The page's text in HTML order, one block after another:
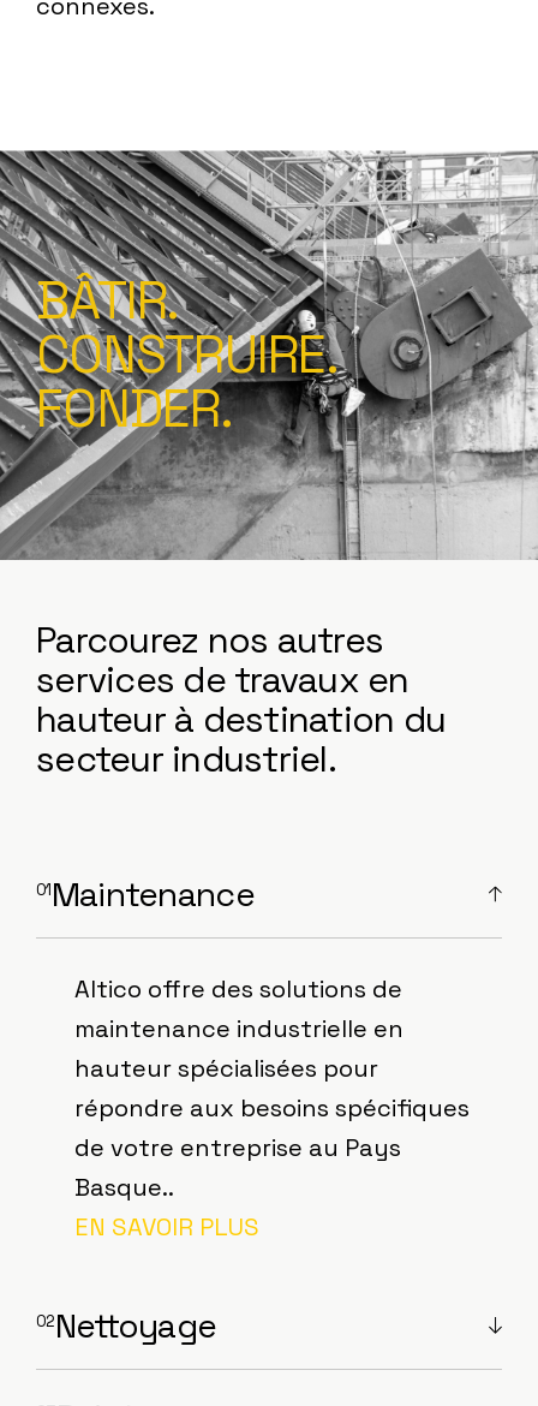
BÂTIR.
CONSTRUIRE.
FONDER.
Parcourez nos autres
services de travaux en
hauteur à destination du
secteur industriel.
Maintenance
Altico offre des solutions de
maintenance industrielle en
hauteur spécialisées pour
répondre aux besoins spécifiques
de votre entreprise au Pays
Basque..
EN SAVOIR PLUS
Nettoyage